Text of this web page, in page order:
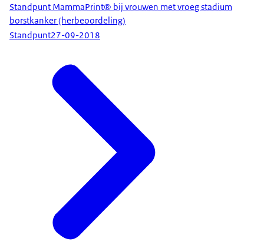
Standpunt MammaPrint® bij vrouwen met vroeg stadium
borstkanker (herbeoordeling)
Standpunt27-09-2018